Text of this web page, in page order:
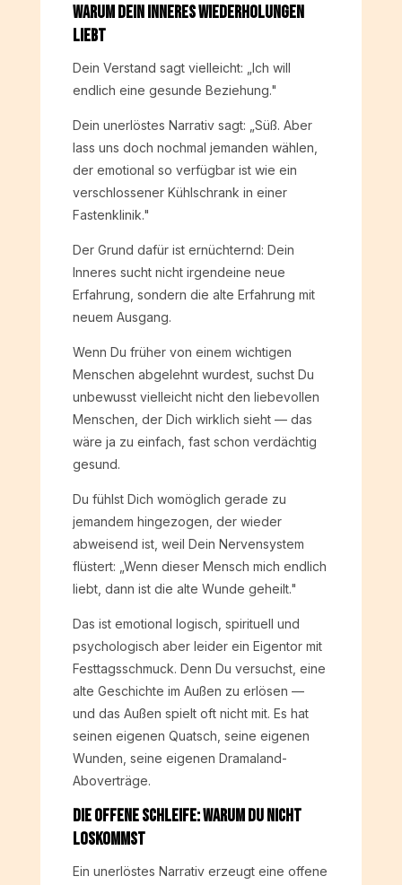
Warum Dein Inneres Wiederholungen
liebt
Dein Verstand sagt vielleicht: „Ich will
endlich eine gesunde Beziehung."
Dein unerlöstes Narrativ sagt: „Süß. Aber
lass uns doch nochmal jemanden wählen,
der emotional so verfügbar ist wie ein
verschlossener Kühlschrank in einer
Fastenklinik."
Der Grund dafür ist ernüchternd: Dein
Inneres sucht nicht irgendeine neue
Erfahrung, sondern die alte Erfahrung mit
neuem Ausgang.
Wenn Du früher von einem wichtigen
Menschen abgelehnt wurdest, suchst Du
unbewusst vielleicht nicht den liebevollen
Menschen, der Dich wirklich sieht — das
wäre ja zu einfach, fast schon verdächtig
gesund.
Du fühlst Dich womöglich gerade zu
jemandem hingezogen, der wieder
abweisend ist, weil Dein Nervensystem
flüstert: „Wenn dieser Mensch mich endlich
liebt, dann ist die alte Wunde geheilt."
Das ist emotional logisch, spirituell und
psychologisch aber leider ein Eigentor mit
Festtagsschmuck. Denn Du versuchst, eine
alte Geschichte im Außen zu erlösen —
und das Außen spielt oft nicht mit. Es hat
seinen eigenen Quatsch, seine eigenen
Wunden, seine eigenen Dramaland-
Aboverträge.
Die offene Schleife: Warum Du nicht
loskommst
Ein unerlöstes Narrativ erzeugt eine offene